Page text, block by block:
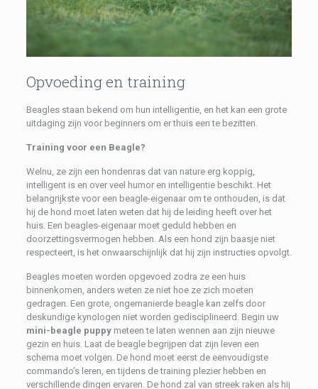
Opvoeding en training
Beagles staan ​​bekend om hun intelligentie, en het kan een grote
uitdaging zijn voor beginners om er thuis een te bezitten.
Training voor een Beagle?
Welnu, ze zijn een hondenras dat van nature erg koppig,
intelligent is en over veel humor en intelligentie beschikt. Het
belangrijkste voor een beagle-eigenaar om te onthouden, is dat
hij de hond moet laten weten dat hij de leiding heeft over het
huis. Een beagles-eigenaar moet geduld hebben en
doorzettingsvermogen hebben. Als een hond zijn baasje niet
respecteert, is het onwaarschijnlijk dat hij zijn instructies opvolgt.
Beagles moeten worden opgevoed zodra ze een huis
binnenkomen, anders weten ze niet hoe ze zich moeten
gedragen. Een grote, ongemanierde beagle kan zelfs door
deskundige kynologen niet worden gedisciplineerd. Begin uw
mini-beagle puppymeteen te laten wennen aan zijn nieuwe
gezin en huis. Laat de beagle begrijpen dat zijn leven een
schema moet volgen. De hond moet eerst de eenvoudigste
commando’s leren, en tijdens de training plezier hebben en
verschillende dingen ervaren. De hond zal van streek raken als hij